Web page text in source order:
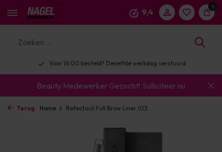
9,4
0
Voor 16:00 besteld? Dezelfde werkdag verstuurd
Beauty Medewerker Gezocht! Solliciteer nu
Terug Home Refectocil Full Brow Liner (03...